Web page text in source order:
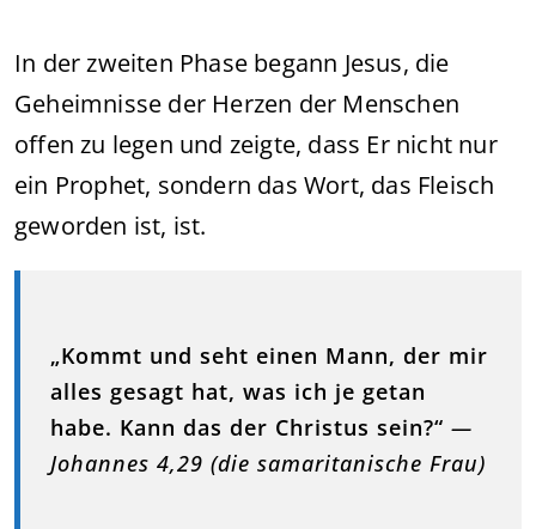
In der zweiten Phase begann Jesus, die
Geheimnisse der Herzen der Menschen
offen zu legen und zeigte, dass Er nicht nur
ein Prophet, sondern das Wort, das Fleisch
geworden ist, ist.
„Kommt und seht einen Mann, der mir
alles gesagt hat, was ich je getan
habe. Kann das der Christus sein?“ —
Johannes 4,29 (die samaritanische Frau)